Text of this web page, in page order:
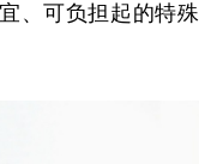
、可负担起的特殊